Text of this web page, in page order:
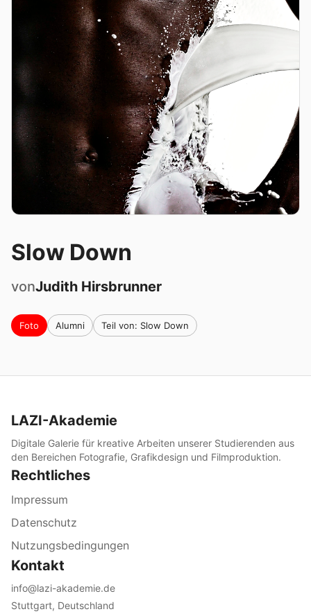
Slow Down
vonJudith Hirsbrunner
Foto Alumni Teil von: Slow Down
LAZI-Akademie
Digitale Galerie für kreative Arbeiten unserer Studierenden aus
den Bereichen Fotografie, Grafikdesign und Filmproduktion.
Rechtliches
Impressum
Datenschutz
Nutzungsbedingungen
Kontakt
info@lazi-akademie.de
Stuttgart, Deutschland